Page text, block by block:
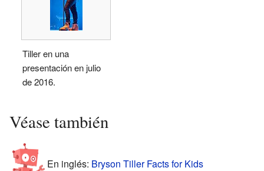
Tiller en una
presentación en julio
de 2016.
Véase también
En inglés: Bryson Tiller Facts for Kids